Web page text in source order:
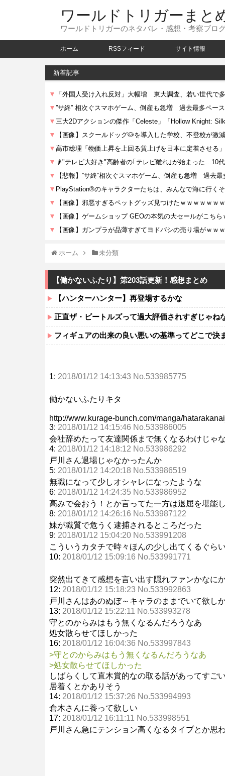
ワールドトリガーまと
ワールドトリガーのネタバレ・感想・考察ブロ
ホーム RSSフィード サイト情報
新着記事
ホーム 未分類
【働かないふたり】第203話更新！感想まとめ
【ハンターハンター】再登場するかな
正直ザ・ビートルズって過大評価されすぎじゃね
フィギュアの出来の良い悪いの基準ってどこで決
1: 2018/01/12 14:13:43 No.533985775
働かないふたりキタ
http://www.kurage-bunch.com/manga/
3: 2018/01/12 14:15:46 No.533986005
会社辞めたって友達関係まで無くなるわけじゃ
4: 2018/01/12 14:18:12 No.533986292
戸川さん退場じゃなかったんか
5: 2018/01/12 14:20:18 No.533986519
無職になって少しオシャレになったような
6: 2018/01/12 14:24:35 No.533986952
高みで会おう！とか言ってた一方は退屈を堪能
8: 2018/01/12 14:26:16 No.533987122
妹が職質で危うく逮捕されるところだった
9: 2018/01/12 15:04:20 No.533991208
こういうカタチで時々ほんの少し出てくるぐら
10: 2018/01/12 15:09:16 No.533991771
突然出てきて感想を言い出す隠れファンかなに
12: 2018/01/12 15:18:23 No.533992863
戸川さんはあのぬぼ～キャラのままでいて欲し
13: 2018/01/12 15:22:11 No.533993278
守とのからみはもう無くなるんだろうなあ
処女散らせてほしかった
16: 2018/01/12 16:04:36 No.533997843
>守とのからみはもう無くなるんだろうなあ
>処女散らせてほしかった
しばらくして直木賞的なの取る話があってすご
居着くとかありそう
14: 2018/01/12 15:37:26 No.533994993
倉木さんに養って欲しい
17: 2018/01/12 16:11:11 No.533998551
戸川さん急にテンション高くなるタイプとか思